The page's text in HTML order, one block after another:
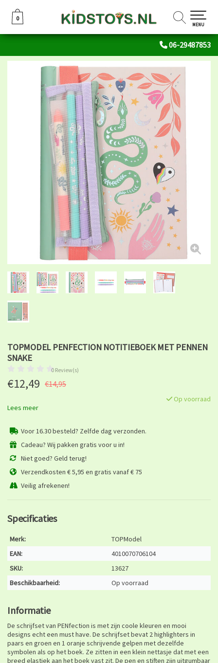
06-29487853
0
0
MENU
TOPMODEL PENFECTION NOTITIEBOEK MET PENNEN
SNAKE
0 Review(s)
€12,49 €14,95
Op voorraad
Lees meer
Voor 16.30 besteld? Zelfde dag verzonden.
Cadeau? Wij pakken gratis voor u in!
Niet goed? Geld terug!
Verzendkosten € 5,95 en gratis vanaf € 75
Veilig afrekenen!
Specificaties
Merk:
TOPModel
EAN:
4010070706104
SKU:
13627
Beschikbaarheid:
Op voorraad
Informatie
De schrijfset van PENfection is met zijn coole kleuren en mooi
designs echt een must have. De schrijfset bevat 2 highlighters in
paars en groen en 1 oranje schrijvende gelpen met dezelfde
symbolen als op het boek. Ze zitten in een klein nettasje dat met een
breed elastiek aan het boek vast zit. De pen en stiften zijn uitgumbaar